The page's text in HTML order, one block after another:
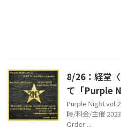
8/26：経堂
て「Purple
Purple Night
時/料金/主催
Order ...